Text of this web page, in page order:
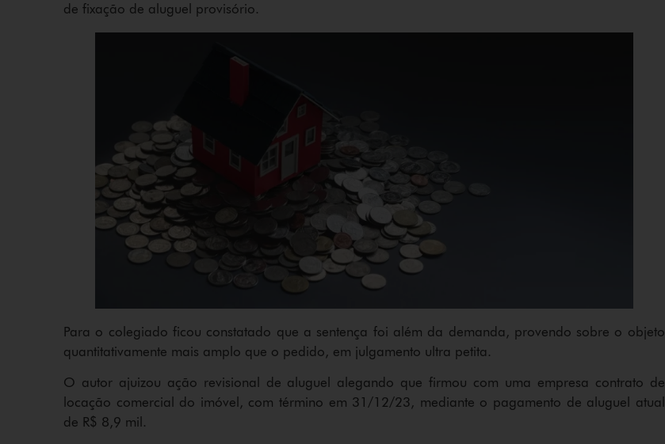
de fixação de aluguel provisório.
Para o colegiado ficou constatado que a sentença foi além da demanda, provendo sobre o objeto
quantitativamente mais amplo que o pedido, em julgamento ultra petita.
O autor ajuizou ação revisional de aluguel alegando que firmou com uma empresa contrato de
locação comercial do imóvel, com término em 31/12/23, mediante o pagamento de aluguel atual
de R$ 8,9 mil.